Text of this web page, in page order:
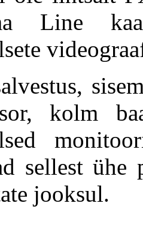
Line
kolm
sellest ühe
jooksul.